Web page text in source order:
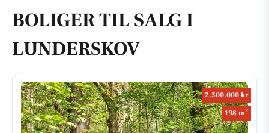
BOLIGER TIL SALG I
LUNDERSKOV
2.500.000 kr
198 m2